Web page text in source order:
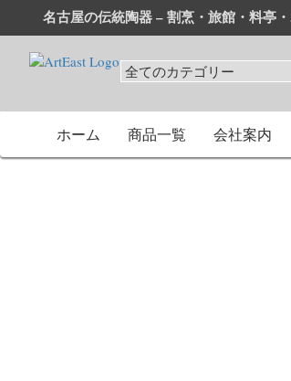
名古屋の伝統陶器 – 割烹・旅館・料亭
和食器・洋食器通販｜割烹・旅館・料亭
業務用から個人用まで、おしゃれでかわ
ホーム 商品一覧 会社案内